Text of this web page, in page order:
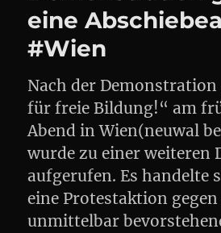
Räumung
des
#refugeecamp
eine
#Wien
Nach der Demonstration
für freie Bildung!“ am
Abend in Wien(neuwal
wurde zu einer weiteren
aufgerufen. Es handelte
eine Protestaktion gegen
unmittelbar